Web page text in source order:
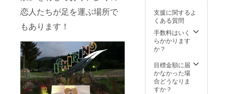
恋人たちが足を運ぶ場所で
もあります！
います
が、返
金は出
来ませ
んので
い。
会場で
使える
特製カ
フェ券
ト形
クッ
キー×1
に掲載
の名前
を入力
して下
海の
日）10
時から
支援に関するよ
くある質問
手数料はいく
らかかります
か？
目標金額に届
かなかった場
合どうなりま
すか？